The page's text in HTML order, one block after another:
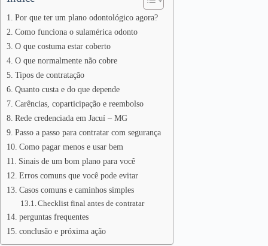
Por que ter um plano odontológico agora?
Como funciona o sulamérica odonto
O que costuma estar coberto
O que normalmente não cobre
Tipos de contratação
Quanto custa e do que depende
Carências, coparticipação e reembolso
Rede credenciada em Jacuí – MG
Passo a passo para contratar com segurança
Como pagar menos e usar bem
Sinais de um bom plano para você
Erros comuns que você pode evitar
Casos comuns e caminhos simples
Checklist final antes de contratar
perguntas frequentes
conclusão e próxima ação